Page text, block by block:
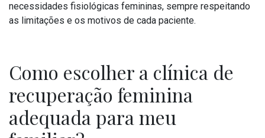
necessidades fisiológicas femininas, sempre respeitando
as limitações e os motivos de cada paciente.
Como escolher a clínica de
recuperação feminina
adequada para meu